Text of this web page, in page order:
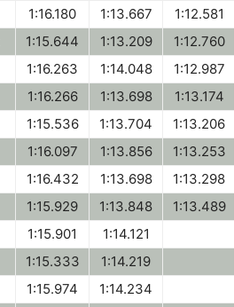
1:16.180 1:13.667
1:12.581
1:15.644 1:13.209
1:12.760
1:16.263 1:14.048
1:12.987
1:16.266 1:13.698
1:13.174
1:15.536 1:13.704
1:13.206
1:16.097 1:13.856
1:13.253
1:16.432 1:13.698
1:13.298
1:15.929 1:13.848
1:13.489
1:15.901
1:14.121
1:15.333
1:14.219
1:15.974
1:14.234